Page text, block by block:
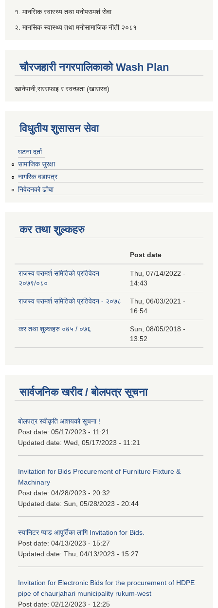
१. मानसिक स्वास्थ्य तथा मनोपरामर्श सेवा
२. मानसिक स्वास्थ्य तथा मनोसामाजिक नीती २०८१
चौरजहारी नगरपालिकाको Wash Plan
खानेपानी,सरसफाइ र स्वच्छता (खासस्व)
विधुतीय शुसासन सेवा
घटना दर्ता
सामाजिक सुरक्षा
नागरिक वडापत्र
निवेदनको ढाँचा
कर तथा शुल्कहरु
Post date
राजस्व परामर्श समितिको प्रतिवेदन
२०७९/०८०
Thu, 07/14/2022 -
14:43
राजस्व परामर्श समितिको प्रतिवेदन - २०७८
Thu, 06/03/2021 -
16:54
कर तथा शुल्कहरु ०७५ / ०७६
Sun, 08/05/2018 -
13:52
सार्वजनिक खरीद / बोलपत्र सूचना
बोलपत्र स्वीकृति आशयको सूचना !
Post date: 05/17/2023 - 11:21
Updated date: Wed, 05/17/2023 - 11:21
Invitation for Bids Procurement of Furniture Fixture &
Machinary
Post date: 04/28/2023 - 20:32
Updated date: Sun, 05/28/2023 - 20:44
स्यानिटर प्याड आपूर्तिका लागि Invitation for Bids.
Post date: 04/13/2023 - 15:27
Updated date: Thu, 04/13/2023 - 15:27
Invitation for Electronic Bids for the procurement of HDPE
pipe of chaurjahari municipality rukum-west
Post date: 02/12/2023 - 12:25